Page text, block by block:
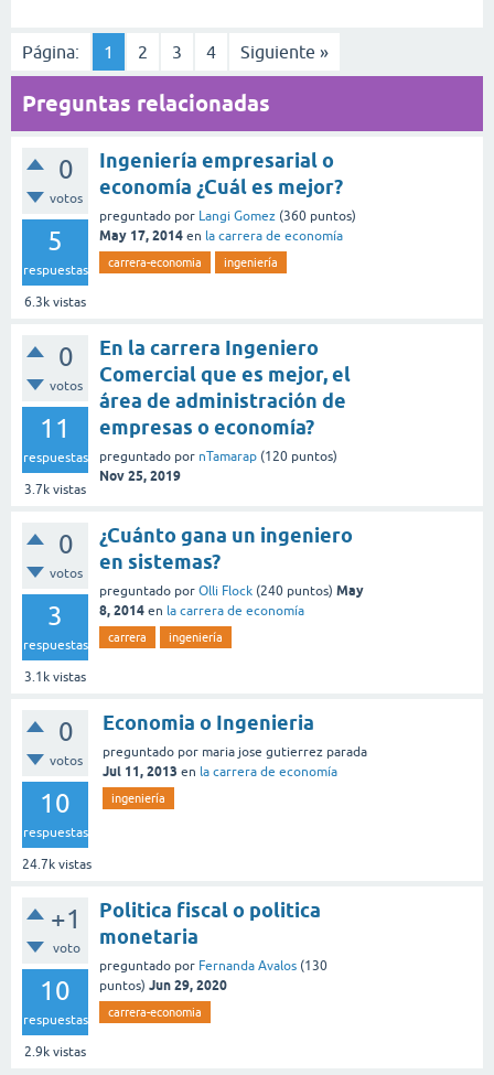
Página: 1 2 3 4 Siguiente »
Preguntas relacionadas
0
votos
5
respuestas
6.3k vistas
Ingeniería empresarial o
economía ¿Cuál es mejor?
preguntado por Langi Gomez (360 puntos)
May 17, 2014 en la carrera de economía
carrera-economia ingeniería
0
votos
11
respuestas
3.7k vistas
En la carrera Ingeniero
Comercial que es mejor, el
área de administración de
empresas o economía?
preguntado por nTamarap (120 puntos)
Nov 25, 2019
0
votos
3
respuestas
3.1k vistas
¿Cuánto gana un ingeniero
en sistemas?
preguntado por Olli Flock (240 puntos) May
8, 2014 en la carrera de economía
carrera ingeniería
0
votos
10
respuestas
24.7k vistas
Economia o Ingenieria
preguntado por maria jose gutierrez parada
Jul 11, 2013 en la carrera de economía
ingeniería
+1
voto
10
respuestas
2.9k vistas
Politica fiscal o politica
monetaria
preguntado por Fernanda Avalos (130
puntos) Jun 29, 2020
carrera-economia